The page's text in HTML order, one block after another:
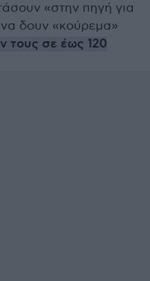
«στην πηγή για
δουν «κούρεμα»
τους σε έως 120